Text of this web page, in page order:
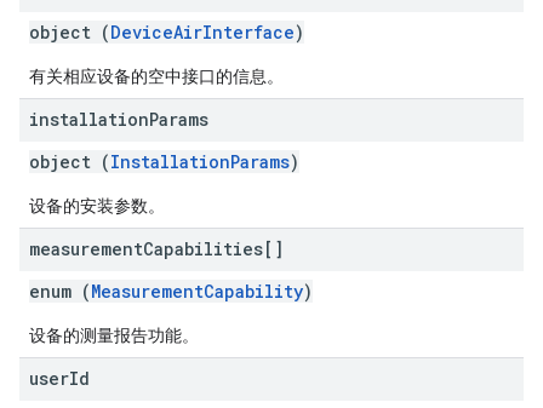
object (DeviceAirInterface)
有关相应设备的空中接口的信息。
installationParams
object (InstallationParams)
设备的安装参数。
measurementCapabilities[]
enum (MeasurementCapability)
设备的测量报告功能。
userId